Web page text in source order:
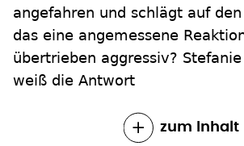
angefahren und schlägt auf
das eine angemessene
übertrieben aggressiv?
weiß die Antwort
zum Inhalt